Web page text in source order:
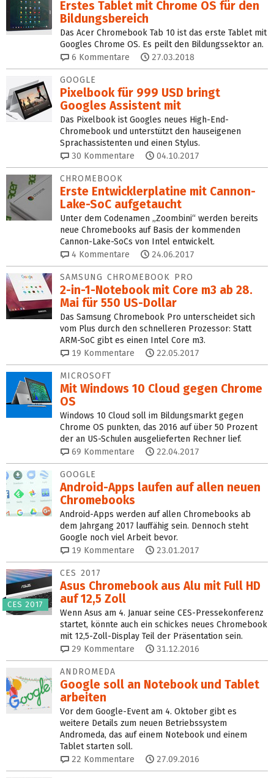
Erstes Tablet mit Chrome OS für den
Bildungsbereich
Das Acer Chromebook Tab 10 ist das erste Tablet mit
Googles Chrome OS. Es peilt den Bildungssektor an.
6 Kommentare 27.03.2018
GOOGLE
Pixelbook für 999 USD bringt
Googles Assistent mit
Das Pixelbook ist Googles neues High-End-
Chromebook und unterstützt den hauseigenen
Sprachassistenten und einen Stylus.
30 Kommentare 04.10.2017
CHROMEBOOK
Erste Entwicklerplatine mit Cannon-
Lake-SoC aufgetaucht
Unter dem Codenamen „Zoombini“ werden bereits
neue Chromebooks auf Basis der kommenden
Cannon-Lake-SoCs von Intel entwickelt.
4 Kommentare 24.06.2017
SAMSUNG CHROMEBOOK PRO
2-in-1-Notebook mit Core m3 ab 28.
Mai für 550 US-Dollar
Das Samsung Chromebook Pro unterscheidet sich
vom Plus durch den schnelleren Prozessor: Statt
ARM-SoC gibt es einen Intel Core m3.
19 Kommentare 22.05.2017
MICROSOFT
Mit Windows 10 Cloud gegen Chrome
OS
Windows 10 Cloud soll im Bildungsmarkt gegen
Chrome OS punkten, das 2016 auf über 50 Prozent
der an US-Schulen ausgelieferten Rechner lief.
69 Kommentare 22.04.2017
GOOGLE
Android-Apps laufen auf allen neuen
Chromebooks
Android-Apps werden auf allen Chromebooks ab
dem Jahrgang 2017 lauffähig sein. Dennoch steht
Google noch viel Arbeit bevor.
19 Kommentare 23.01.2017
CES 2017
CES 2017
Asus Chromebook aus Alu mit Full HD
auf 12,5 Zoll
Wenn Asus am 4. Januar seine CES-Pressekonferenz
startet, könnte auch ein schickes neues Chromebook
mit 12,5-Zoll-Display Teil der Präsentation sein.
29 Kommentare 31.12.2016
ANDROMEDA
Google soll an Notebook und Tablet
arbeiten
Vor dem Google-Event am 4. Oktober gibt es
weitere Details zum neuen Betriebssystem
Andromeda, das auf einem Notebook und einem
Tablet starten soll.
22 Kommentare 27.09.2016